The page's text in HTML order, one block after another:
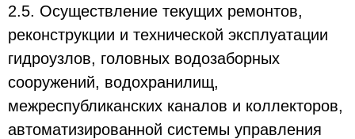
2.5. Осуществление текущих ремонтов,
реконструкции и технической эксплуатации
гидроузлов, головных водозаборных
сооружений, водохранилищ,
межреспубликанских каналов и коллекторов,
автоматизированной системы управления